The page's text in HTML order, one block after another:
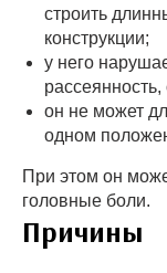
строить
конструкции;
у него
рассеянность,
он не может
одном
При этом он
головные боли.
Причины